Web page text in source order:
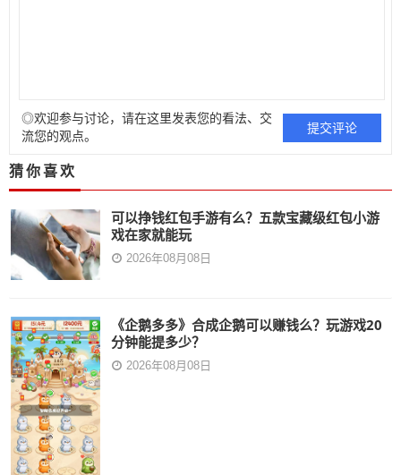
◎欢迎参与讨论，请在这里发表您的看法、交
流您的观点。
猜你喜欢
可以挣钱红包手游有么？五款宝藏级红包小游
戏在家就能玩
2026年08月08日
《企鹅多多》合成企鹅可以赚钱么？玩游戏20
分钟能提多少？
2026年08月08日